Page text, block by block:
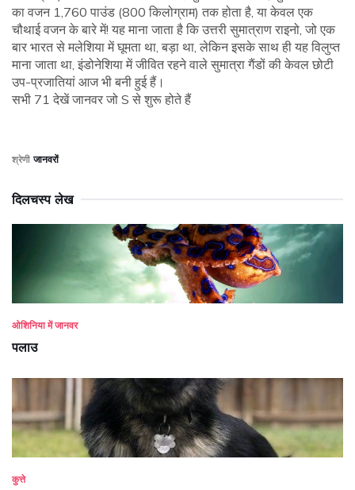
का वजन 1,760 पाउंड (800 किलोग्राम) तक होता है, या केवल एक
चौथाई वजन के बारे में! यह माना जाता है कि उत्तरी सुमात्राण राइनो, जो एक
बार भारत से मलेशिया में घूमता था, बड़ा था, लेकिन इसके साथ ही यह विलुप्त
माना जाता था, इंडोनेशिया में जीवित रहने वाले सुमात्रा गैंडों की केवल छोटी
उप-प्रजातियां आज भी बनी हुई हैं।
सभी 71 देखें जानवर जो S से शुरू होते हैं
श्रेणी जानवरों
दिलचस्प लेख
ओशिनिया में जानवर
पलाउ
कुत्ते